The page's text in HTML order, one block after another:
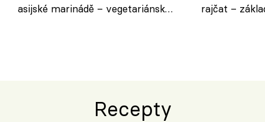
asijské marinádě – vegetariánská
rajčat –
Recepty